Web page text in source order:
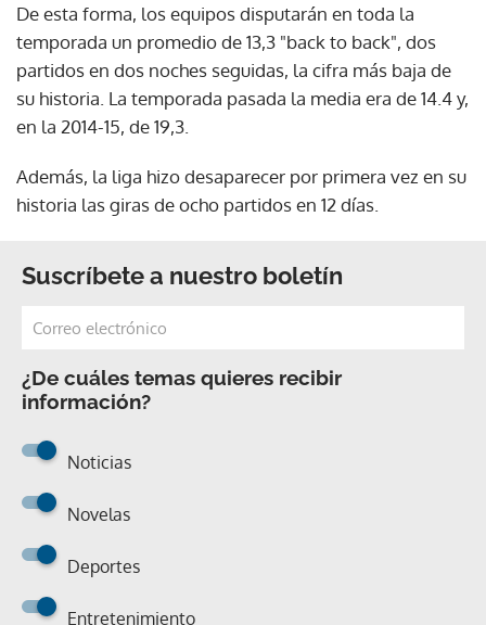
De esta forma, los equipos disputarán en toda la
temporada un promedio de 13,3 "back to back", dos
partidos en dos noches seguidas, la cifra más baja de
su historia. La temporada pasada la media era de 14.4 y,
en la 2014-15, de 19,3.
Además, la liga hizo desaparecer por primera vez en su
historia las giras de ocho partidos en 12 días.
Suscríbete a nuestro boletín
¿De cuáles temas quieres recibir
información?
Noticias
Novelas
Deportes
Entretenimiento